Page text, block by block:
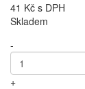
41 Kč s DPH
Skladem
-
+